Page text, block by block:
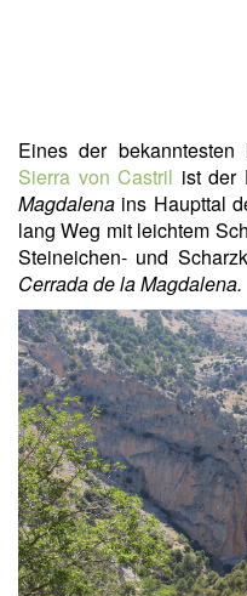
Eines der
Sierra von Castril ist der
Magdalena ins Haupttal
lang Weg mit leichtem
Steineichen- und
Cerrada de la Magdalena.